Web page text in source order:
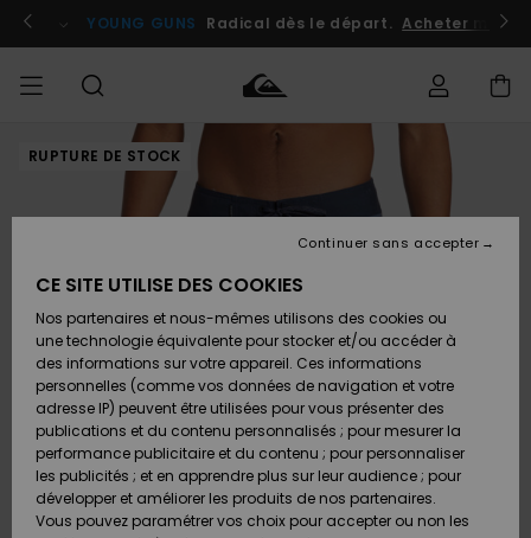
l'information
le
Se connecter / s'inscrire
YOUNG GUNS Radical dès le départ. Acheter
HOMME Vêtements
Chaussures
& Tongs
Surf
Snow
Vêtements
Chaussures
& Tongs
Surf
Snow
FEMME
Shop
A
Découvrir
Snow
SURF
Surf
Shop
Homme
Surf
Shop
Enfant
Highlights
Communauté
SNOW
Snow
Shop
Homme
Snow
Shop
Enfant
Snow
Shop
Femme
OUTLET
Outlet
Homme
Enfant
Outlet
Femme
Accéder à
ma
commande
Retours
Paiement
Carte
Cadeau
Quiksilver
RUPTURE DE STOCK
CE SITE UTILISE DES COOKIES
Nos partenaires et nous-mêmes utilisons des cookies ou
une technologie équivalente pour stocker et/ou accéder à
des informations sur votre appareil. Ces informations
personnelles (comme vos données de navigation et votre
adresse IP) peuvent être utilisées pour vous présenter des
publications et du contenu personnalisés ; pour mesurer la
performance publicitaire et du contenu ; pour personnaliser
les publicités ; et en apprendre plus sur leur audience ; pour
développer et améliorer les produits de nos partenaires.
Vous pouvez paramétrer vos choix pour accepter ou non les
Continuer sans accepter